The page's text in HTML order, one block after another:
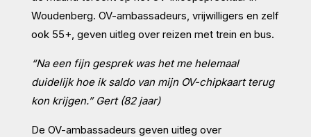
Woudenberg. OV-ambassadeurs, vrijwilligers en zelf
ook 55+, geven uitleg over reizen met trein en bus.
“Na een fijn gesprek was het me helemaal
duidelijk hoe ik saldo van mijn OV-chipkaart terug
kon krijgen.” Gert (82 jaar)
De OV-ambassadeurs geven uitleg over